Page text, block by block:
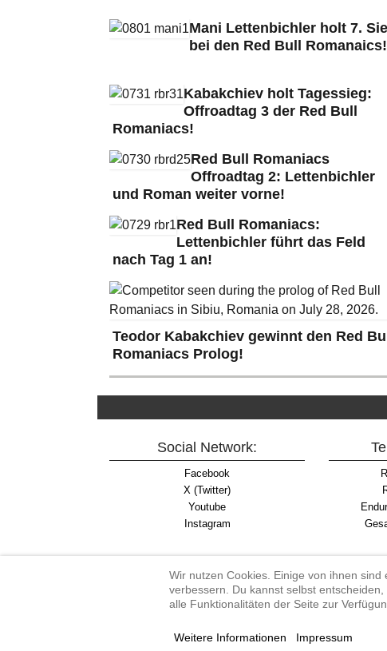
Mani Lettenbichler holt 7.
bei den Red Bull Romanaics!
Kabakchiev holt Tagessieg:
Offroadtag 3 der Red Bull
Romaniacs!
Red Bull Romaniacs
Offroadtag 2: Lettenbichler
und Roman weiter vorne!
Red Bull Romaniacs:
Lettenbichler führt das Feld
nach Tag 1 an!
Teodor Kabakchiev gewinnt den Red
Romaniacs Prolog!
Social Network:
Facebook
X (Twitter)
Youtube
Instagram
Enduro-Austria, Enduro,
Wir nutzen Cookies. Einige von ihnen
verbessern. Du kannst selbst
alle Funktionalitäten der Seite zur
Weitere Informationen Impressum